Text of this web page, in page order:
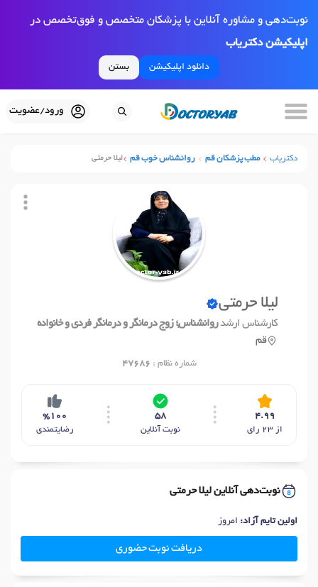
نوبت‌دهی و مشاوره آنلاین با پزشکان متخصص و فوق‌تخصص در
اپلیکیشن دکتریاب
دانلود اپلیکیشن بستن
ورود/عضویت
دکتریاب مطب پزشکان قم روانشناس خوب قم لیلا حرمتی
لیلا حرمتی
کارشناس ارشدروانشناس,؛ زوج درمانگر و درمانگر فردی و خانواده
قم
شماره نظام : 47686
4.99
از 23 رای
58
نوبت آنلاین
%100
رضایتمندی
نوبت‌دهی آنلاین لیلا حرمتی
اولین تایم آزاد: امروز
دریافت نوبت حضوری